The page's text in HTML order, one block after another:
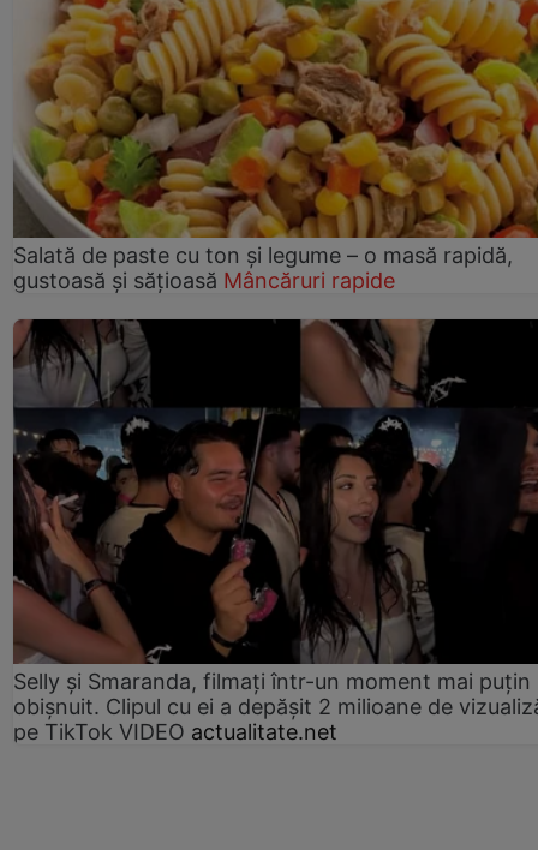
Salată de paste cu ton și legume – o masă rapidă,
gustoasă și sățioasă Mâncăruri rapide
Selly și Smaranda, filmați într-un moment mai puțin
obișnuit. Clipul cu ei a depășit 2 milioane de
pe TikTok VIDEO actualitate.net